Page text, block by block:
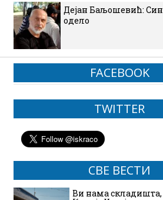
Дејан Баљошевић:
одело
FACEBOOK
TWITTER
СВЕ ВЕСТИ
Ви нама